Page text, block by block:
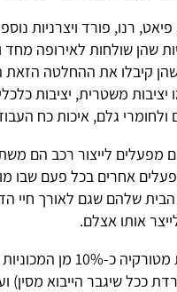
פיאט, רנו, פורד ויצרניות
שהן שולחות לאירופה
שהן קיבלו את ההחלטה הזאת
יציבות משטרית, יציבות
ולחומרי גלם, איכות כח
מפעלים לייצור רכב הם
אחרים בכל פעם שבו
הבית שלהם שגם לאורך חיי
אותו אצלם.
ישראל מייבאת מטורקיה
ככל שיגבר הייבוא מסין)